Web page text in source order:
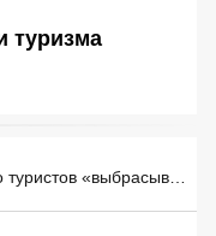
туризма